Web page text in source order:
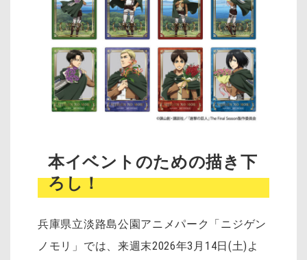
本イベントのための描き下
ろし！
兵庫県立淡路島公園アニメパーク「ニジゲン
ノモリ」では、来週末2026年3月14日(土)よ